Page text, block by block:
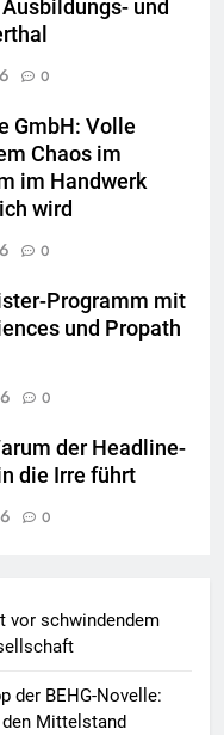
und
0
GmbH: Volle
Chaos im
im Handwerk
wird
0
Programm mit
und Propath
0
der Headline-
die Irre führt
0
vor schwindendem
der BEHG-Novelle:
Mittelstand